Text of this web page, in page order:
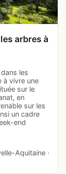
arbres à
les
à vivre une
sur le
en
sur les
un cadre
end
Aquitaine ·